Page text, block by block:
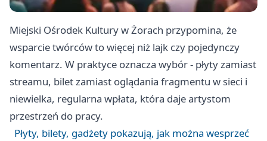
Miejski Ośrodek Kultury w Żorach przypomina, że
wsparcie twórców to więcej niż lajk czy pojedynczy
komentarz. W praktyce oznacza wybór - płyty zamiast
streamu, bilet zamiast oglądania fragmentu w sieci i
niewielka, regularna wpłata, która daje artystom
przestrzeń do pracy.
Płyty, bilety, gadżety pokazują, jak można wesprzeć